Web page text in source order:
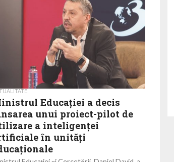
Educației a decis
unui proiect-pilot de
a inteligenței
în unități